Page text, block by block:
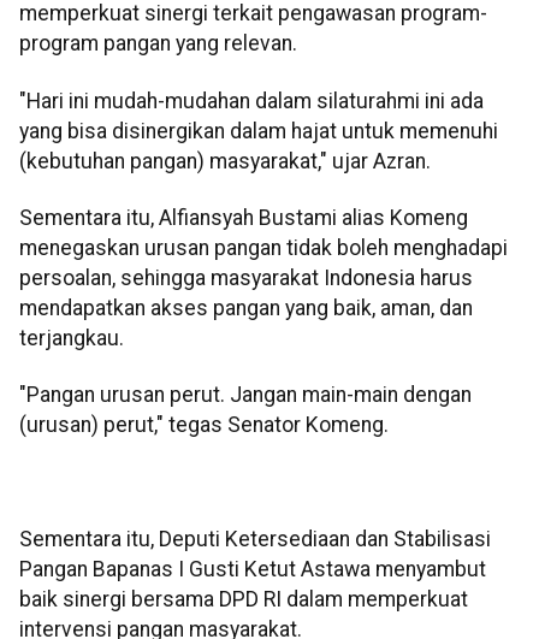
memperkuat sinergi terkait pengawasan program-
program pangan yang relevan.
"Hari ini mudah-mudahan dalam silaturahmi ini ada
yang bisa disinergikan dalam hajat untuk memenuhi
(kebutuhan pangan) masyarakat," ujar Azran.
Sementara itu, Alfiansyah Bustami alias Komeng
menegaskan urusan pangan tidak boleh menghadapi
persoalan, sehingga masyarakat Indonesia harus
mendapatkan akses pangan yang baik, aman, dan
terjangkau.
"Pangan urusan perut. Jangan main-main dengan
(urusan) perut," tegas Senator Komeng.
Sementara itu, Deputi Ketersediaan dan Stabilisasi
Pangan Bapanas I Gusti Ketut Astawa menyambut
baik sinergi bersama DPD RI dalam memperkuat
intervensi pangan masyarakat.